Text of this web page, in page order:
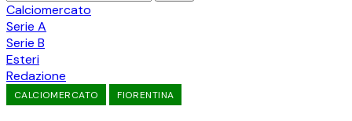
Calciomercato
Serie A
Serie B
Esteri
Redazione
CALCIOMERCATO FIORENTINA